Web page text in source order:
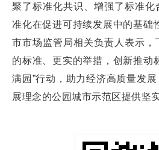
聚了标准化共识、增强了标准
准化在促进可持续发展中的基础
市市场监管局相关负责人表示，
的标准、更实的举措，创新推动
满园”行动，助力经济高质量发
展理念的公园城市示范区提供坚